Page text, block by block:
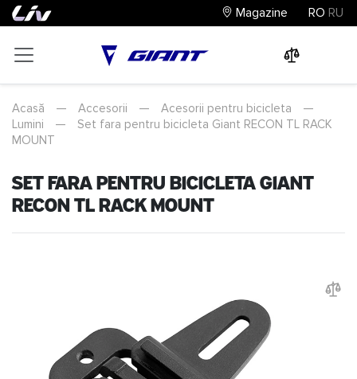
Magazine RO RU
Acasă — Accesorii — Acesorii pentru bicicleta
—
Lumini
—
Set fara pentru bicicleta Giant RECON TL RACK
MOUNT
Set fara pentru bicicleta Giant
RECON TL RACK MOUNT